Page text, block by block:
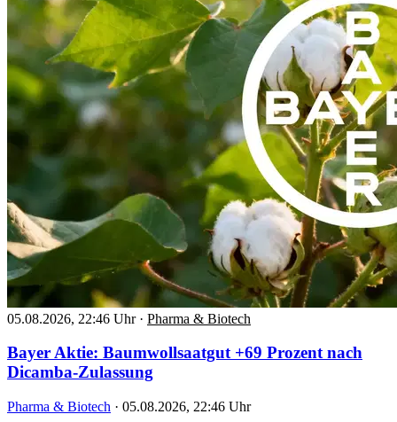
05.08.2026, 22:46 Uhr · Pharma & Biotech
Bayer Aktie: Baumwollsaatgut +69 Prozent nach
Dicamba-Zulassung
Pharma & Biotech · 05.08.2026, 22:46 Uhr